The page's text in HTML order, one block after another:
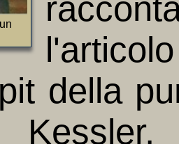
della